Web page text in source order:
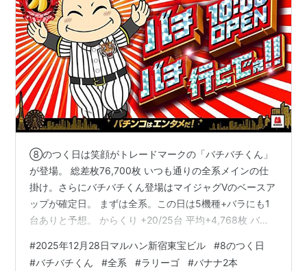
⑧のつく日は笑顔がトレードマークの「バチバチくん」
が登場。 総差枚76,700枚 いつも通りの全系メインの仕
掛け。さらにバチバチくん登場はマイジャグVのベースア
ップが確定日。 まずは全系。この日は5機種+バラにも1
台ありと予想。 からくり +20/25台 平均+4,768枚 バジ
中） +4/5台 平均+5,120枚 ガールズ +6/6台 平均+2,783
#2025年12月28日マルハン新宿東宝ビル #8のつく日
#バチバチくん #全系 #ラリーゴ #バナナ2本